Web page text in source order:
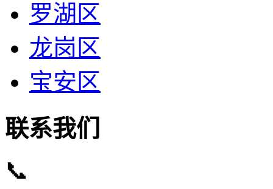
罗湖区
龙岗区
宝安区
联系我们
📞